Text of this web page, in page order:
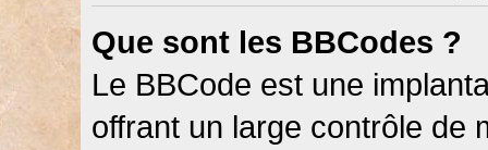
Que sont les BBCodes ?
Le BBCode est une
offrant un large contrôle de